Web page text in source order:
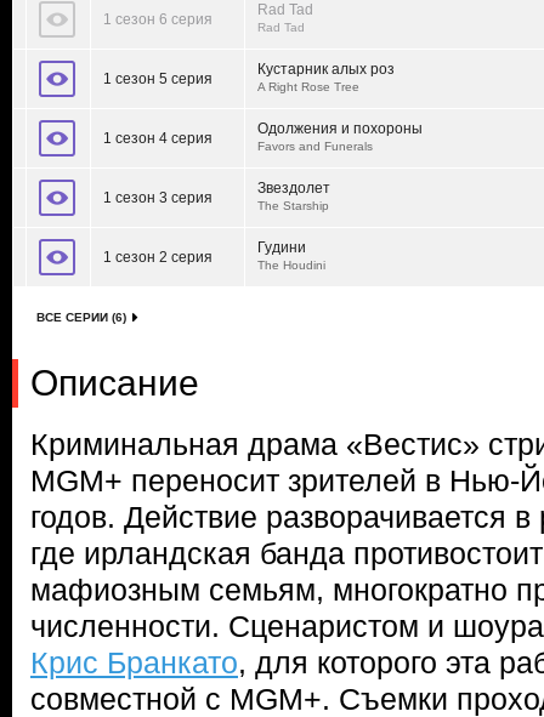
1 сезон 6 серия
Rad Tad
Rad Tad
1 сезон 5 серия
Кустарник алых роз
A Right Rose Tree
1 сезон 4 серия
Одолжения и похороны
Favors and Funerals
1 сезон 3 серия
Звездолет
The Starship
1 сезон 2 серия
Гудини
The Houdini
ВСЕ СЕРИИ (6)
Описание
Криминальная драма «Вестис»
MGM+ переносит зрителей в Нью-
годов. Действие разворачивается
где ирландская банда
мафиозным семьям, многократно
численности. Сценаристом и
Крис Бранкато, для которого эта
совместной с MGM+. Съемки